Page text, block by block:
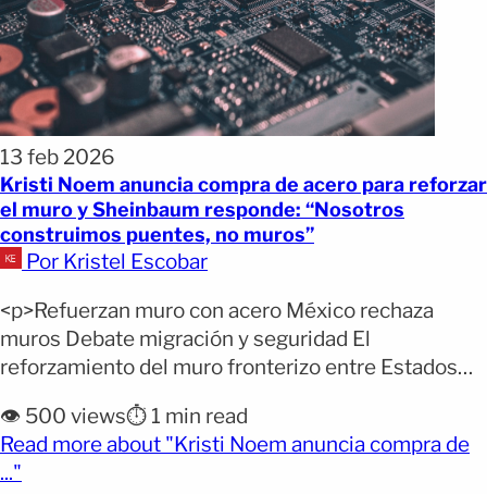
13 feb 2026
Kristi Noem anuncia compra de acero para reforzar
el muro y Sheinbaum responde: “Nosotros
construimos puentes, no muros”
Por Kristel Escobar
<p>Refuerzan muro con acero México rechaza
muros Debate migración y seguridad El
reforzamiento del muro fronterizo entre Estados
político y diplomático entre ambos países. La
secretaria de Seguridad Nacional de Estados
Unidos, Kristi Noem, informó sobre la compra de
👁️ 500 views⏱️ 1 min read
Read more about "Kristi Noem anuncia compra de
..."